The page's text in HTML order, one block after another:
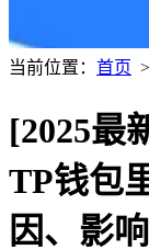
当前位置： 首页 >
[2025最
TP钱包
因、影